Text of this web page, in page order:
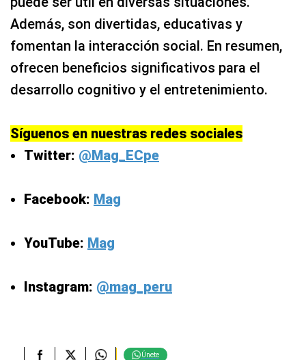
Además, son divertidas, educativas y
fomentan la interacción social. En resumen,
desarrollo cognitivo y el entretenimiento.
Síguenos en nuestras redes sociales
Twitter:@Mag_ECpe